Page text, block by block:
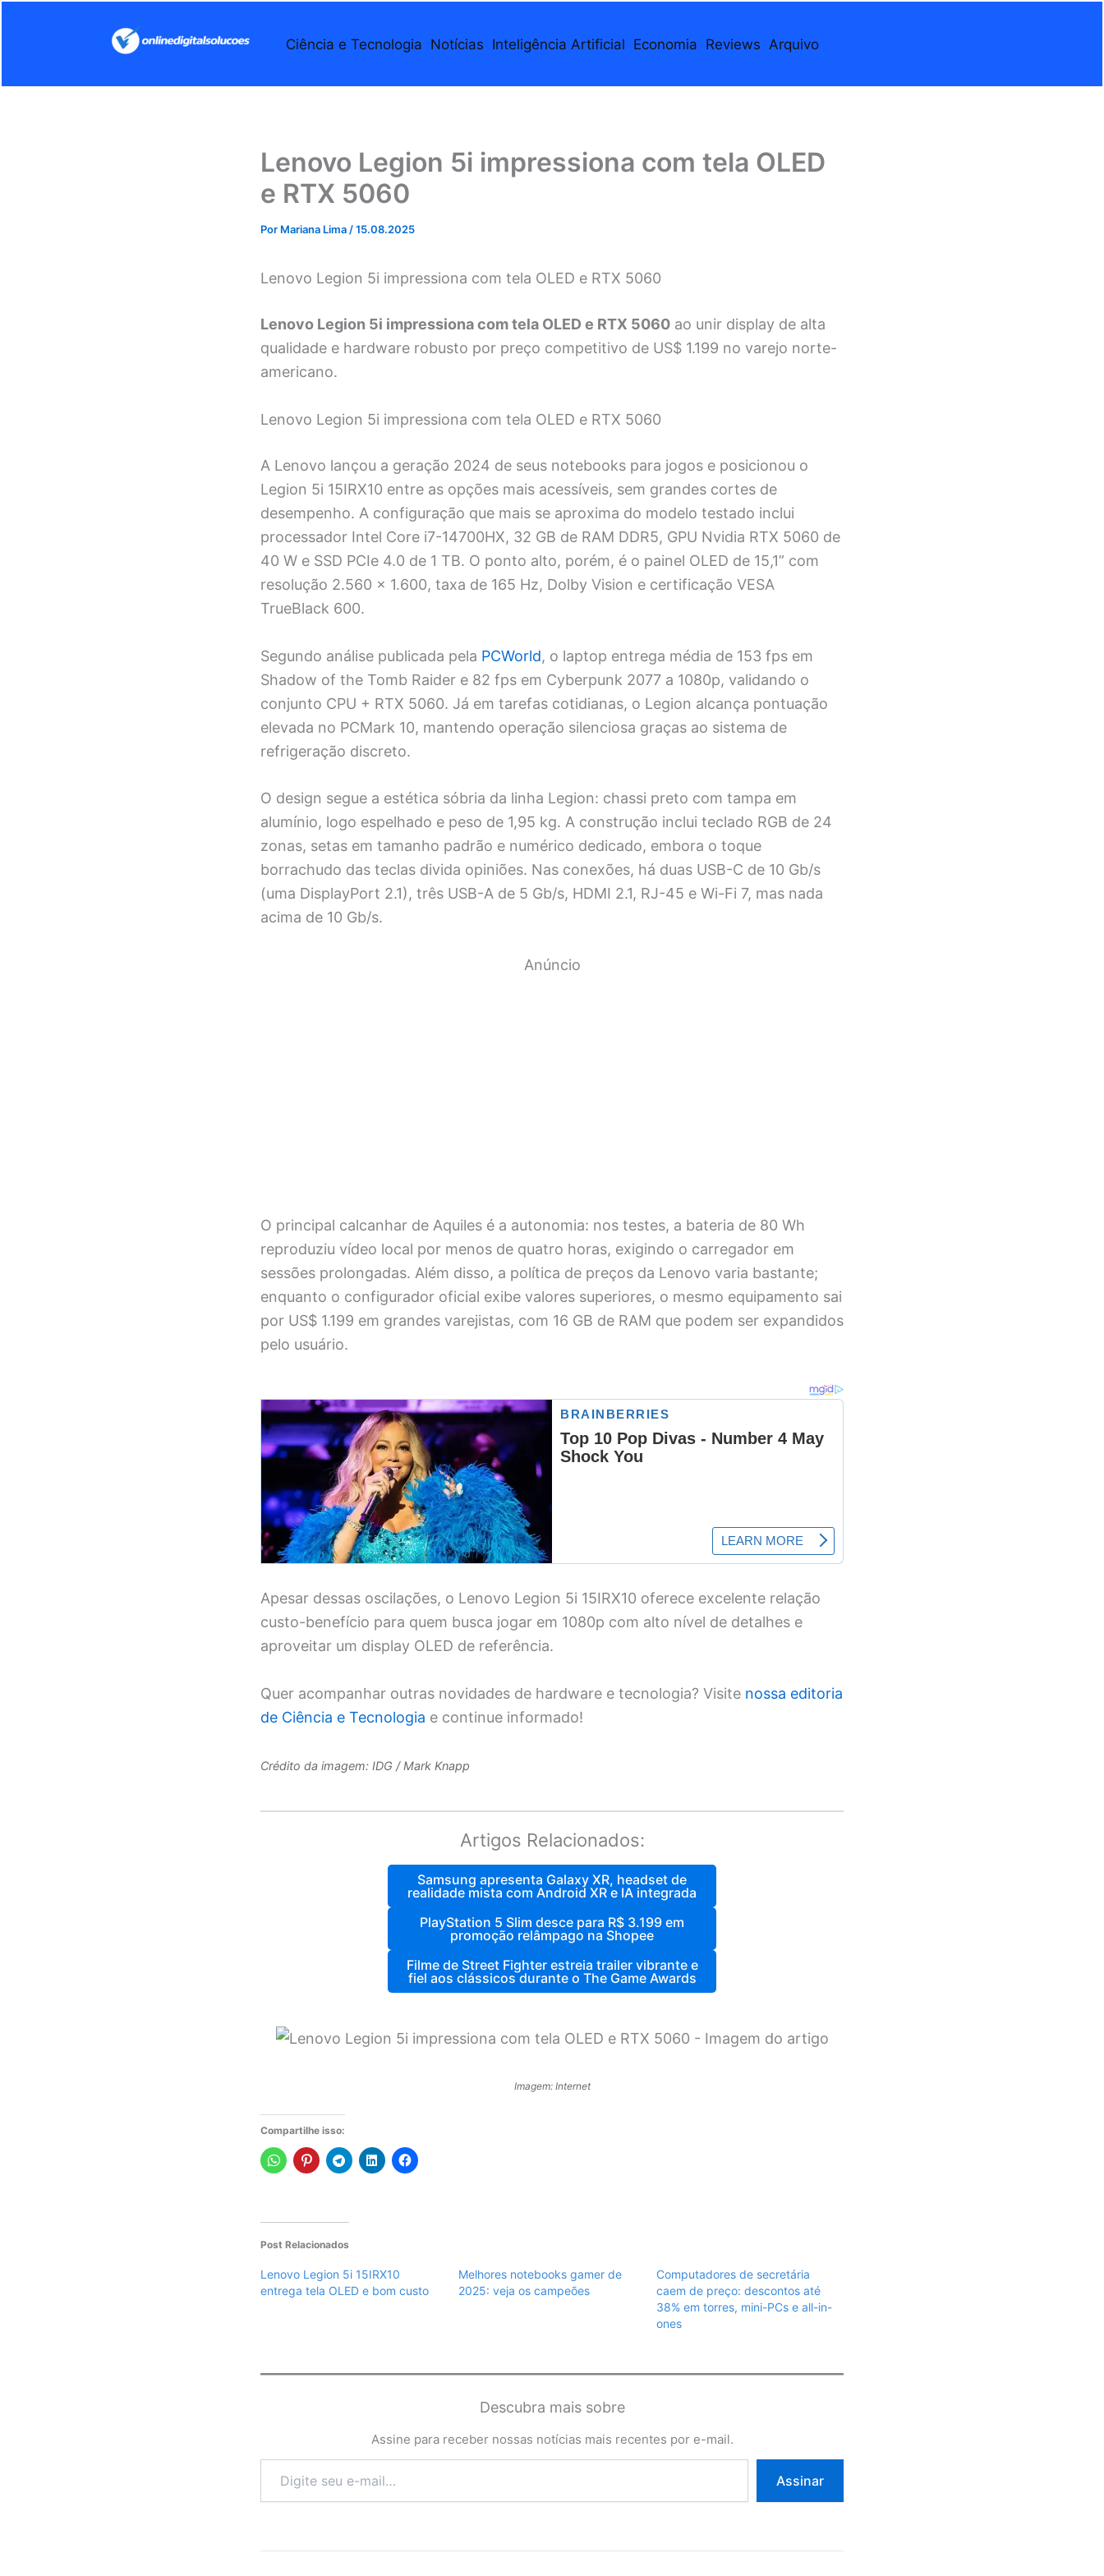
conteúdo
Ciência e Tecnologia Notícias Inteligência Artificial Economia Reviews Arquivo
Lenovo Legion 5i impressiona com tela OLED
e RTX 5060
Por Mariana Lima /15.08.2025
Lenovo Legion 5i impressiona com tela OLED e RTX 5060
Lenovo Legion 5i impressiona com tela OLED e RTX 5060 ao unir display de alta
qualidade e hardware robusto por preço competitivo de US$ 1.199 no varejo norte-
americano.
Lenovo Legion 5i impressiona com tela OLED e RTX 5060
A Lenovo lançou a geração 2024 de seus notebooks para jogos e posicionou o
Legion 5i 15IRX10 entre as opções mais acessíveis, sem grandes cortes de
desempenho. A configuração que mais se aproxima do modelo testado inclui
processador Intel Core i7-14700HX, 32 GB de RAM DDR5, GPU Nvidia RTX 5060 de
40 W e SSD PCIe 4.0 de 1 TB. O ponto alto, porém, é o painel OLED de 15,1” com
resolução 2.560 × 1.600, taxa de 165 Hz, Dolby Vision e certificação VESA
TrueBlack 600.
Segundo análise publicada pela PCWorld, o laptop entrega média de 153 fps em
Shadow of the Tomb Raider e 82 fps em Cyberpunk 2077 a 1080p, validando o
conjunto CPU + RTX 5060. Já em tarefas cotidianas, o Legion alcança pontuação
elevada no PCMark 10, mantendo operação silenciosa graças ao sistema de
refrigeração discreto.
O design segue a estética sóbria da linha Legion: chassi preto com tampa em
alumínio, logo espelhado e peso de 1,95 kg. A construção inclui teclado RGB de 24
zonas, setas em tamanho padrão e numérico dedicado, embora o toque
borrachudo das teclas divida opiniões. Nas conexões, há duas USB-C de 10 Gb/s
(uma DisplayPort 2.1), três USB-A de 5 Gb/s, HDMI 2.1, RJ-45 e Wi-Fi 7, mas nada
acima de 10 Gb/s.
Anúncio
O principal calcanhar de Aquiles é a autonomia: nos testes, a bateria de 80 Wh
reproduziu vídeo local por menos de quatro horas, exigindo o carregador em
sessões prolongadas. Além disso, a política de preços da Lenovo varia bastante;
enquanto o configurador oficial exibe valores superiores, o mesmo equipamento sai
por US$ 1.199 em grandes varejistas, com 16 GB de RAM que podem ser expandidos
pelo usuário.
Apesar dessas oscilações, o Lenovo Legion 5i 15IRX10 oferece excelente relação
custo-benefício para quem busca jogar em 1080p com alto nível de detalhes e
aproveitar um display OLED de referência.
Quer acompanhar outras novidades de hardware e tecnologia? Visite nossa editoria
de Ciência e Tecnologia e continue informado!
Crédito da imagem: IDG / Mark Knapp
Artigos Relacionados:
Samsung apresenta Galaxy XR, headset de
realidade mista com Android XR e IA integrada
PlayStation 5 Slim desce para R$ 3.199 em
promoção relâmpago na Shopee
Filme de Street Fighter estreia trailer vibrante e
fiel aos clássicos durante o The Game Awards
Imagem: Internet
Compartilhe isso:
Post Relacionados
Lenovo Legion 5i 15IRX10
entrega tela OLED e bom custo
Melhores notebooks gamer de
2025: veja os campeões
Computadores de secretária
caem de preço: descontos até
38% em torres, mini-PCs e all-in-
ones
Descubra mais sobre
Assine para receber nossas notícias mais recentes por e-mail.
e-
Assinar